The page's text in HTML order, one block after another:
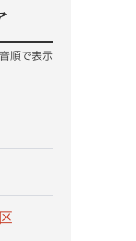
順で表示